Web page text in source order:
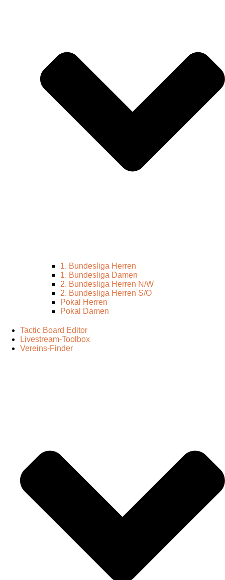
1. Bundesliga Herren
1. Bundesliga Damen
2. Bundesliga Herren N/W
2. Bundesliga Herren S/O
Pokal Herren
Pokal Damen
Tactic Board Editor
Livestream-Toolbox
Vereins-Finder